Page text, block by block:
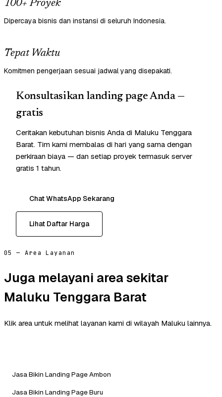
100+ Proyek
Dipercaya bisnis dan instansi di seluruh Indonesia.
Tepat Waktu
Komitmen pengerjaan sesuai jadwal yang disepakati.
Konsultasikan landing page Anda —
gratis
Ceritakan kebutuhan bisnis Anda di Maluku Tenggara
Barat. Tim kami membalas di hari yang sama dengan
perkiraan biaya — dan setiap proyek termasuk server
gratis 1 tahun.
Chat WhatsApp Sekarang
Lihat Daftar Harga
05 — Area Layanan
Juga melayani area sekitar
Maluku Tenggara Barat
Klik area untuk melihat layanan kami di wilayah Maluku lainnya.
Jasa Bikin Landing Page Ambon
Jasa Bikin Landing Page Buru